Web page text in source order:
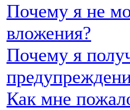
Почему я не
вложения?
Почему я
Как мне